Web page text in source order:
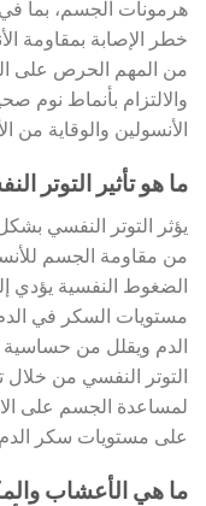
هرمونات الجسم، بما
خطر الإصابة بمقاومة
من المهم الحرص على
والالتزام بأنماط
الأنسولين والوقاية من
ما هو تأثير التوتر
يؤثر التوتر النفسي
من مقاومة الجسم
الضغوط النفسية يؤدي
مستويات السكر في
الدم ويقلل من حساسية
التوتر النفسي من خلال
لمساعدة الجسم على
على مستويات سكر
ما هي الأعشاب